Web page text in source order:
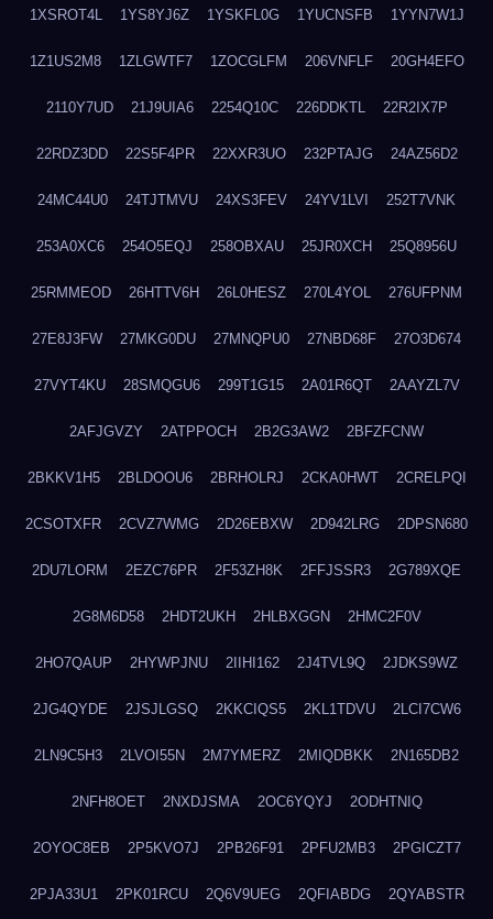
1XSROT4L 1YS8YJ6Z 1YSKFL0G 1YUCNSFB 1YYN7W1J
1Z1US2M8 1ZLGWTF7 1ZOCGLFM 206VNFLF 20GH4EFO
2110Y7UD 21J9UIA6 2254Q10C 226DDKTL 22R2IX7P
22RDZ3DD 22S5F4PR 22XXR3UO 232PTAJG 24AZ56D2
24MC44U0 24TJTMVU 24XS3FEV 24YV1LVI 252T7VNK
253A0XC6 254O5EQJ 258OBXAU 25JR0XCH 25Q8956U
25RMMEOD 26HTTV6H 26L0HESZ 270L4YOL 276UFPNM
27E8J3FW 27MKG0DU 27MNQPU0 27NBD68F 27O3D674
27VYT4KU 28SMQGU6 299T1G15 2A01R6QT 2AAYZL7V
2AFJGVZY 2ATPPOCH 2B2G3AW2 2BFZFCNW
2BKKV1H5 2BLDOOU6 2BRHOLRJ 2CKA0HWT 2CRELPQI
2CSOTXFR 2CVZ7WMG 2D26EBXW 2D942LRG 2DPSN680
2DU7LORM 2EZC76PR 2F53ZH8K 2FFJSSR3 2G789XQE
2G8M6D58 2HDT2UKH 2HLBXGGN 2HMC2F0V
2HO7QAUP 2HYWPJNU 2IIHI162 2J4TVL9Q 2JDKS9WZ
2JG4QYDE 2JSJLGSQ 2KKCIQS5 2KL1TDVU 2LCI7CW6
2LN9C5H3 2LVOI55N 2M7YMERZ 2MIQDBKK 2N165DB2
2NFH8OET 2NXDJSMA 2OC6YQYJ 2ODHTNIQ
2OYOC8EB 2P5KVO7J 2PB26F91 2PFU2MB3 2PGICZT7
2PJA33U1 2PK01RCU 2Q6V9UEG 2QFIABDG 2QYABSTR